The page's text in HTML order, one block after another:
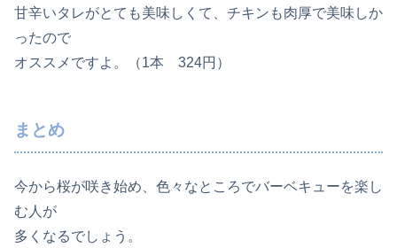
甘辛いタレがとても美味しくて、チキンも肉厚で美味しか
ったので
オススメですよ。（1本 324円）
まとめ
今から桜が咲き始め、色々なところでバーベキューを楽し
む人が
多くなるでしょう。